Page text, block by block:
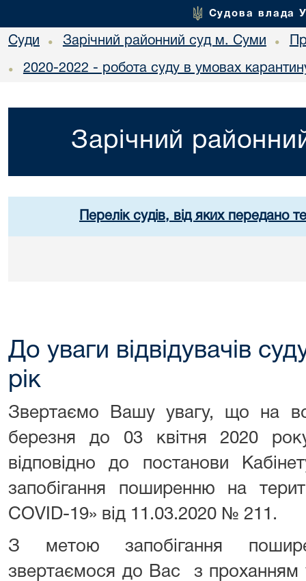
Судова влада
Суди • Зарічний районний суд м. Суми •
• 2020-2022 - робота суду в умовах
Зарічний
Перелік судів, від яких передано
До уваги відвідувачів
рік
Звертаємо Вашу увагу, що на
березня до 03 квітня 2020
відповідно до постанови
запобігання поширенню на
COVID-19» від 11.03.2020 № 211.
З метою запобігання
звертаємося до Вас з проханням